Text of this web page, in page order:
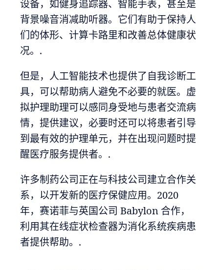
设备，如健身追踪器、智能手表，甚至是
背景噪音消减助听器。它们有助于保持人
们的体形、计算卡路里和改善总体健康状
况。.
但是，人工智能技术也提供了自我诊断工
具，可以帮助病人避免不必要的就医。虚
拟护理助理可以感同身受地与患者交流病
情，提供建议，必要时还可以将患者引导
到最有效的护理单元，并在出现问题时提
醒医疗服务提供者。.
许多制药公司正在与科技公司建立合作关
系，以开发新的医疗保健应用。2020
年，赛诺菲与英国公司 Babylon 合作，
利用其在线症状检查器为消化系统疾病患
者提供帮助。.